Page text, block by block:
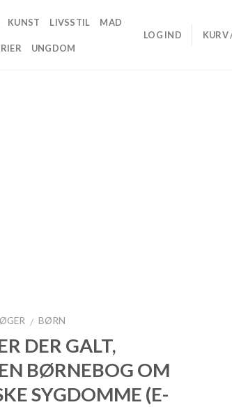
KUNST LIVSSTIL MAD
UNGDOM
LOG IND KURV
/ BØRN
DER GALT,
BØRNEBOG OM
SYGDOMME (E-